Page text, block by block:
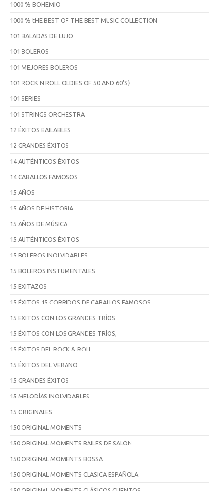
1000 % BOHEMIO
1000 % tHE BEST OF THE BEST MUSIC COLLECTION
101 BALADAS DE LUJO
101 BOLEROS
101 MEJORES BOLEROS
101 ROCK N ROLL OLDIES OF 50 AND 60'S}
101 SERIES
101 STRINGS ORCHESTRA
12 ÉXITOS BAILABLES
12 GRANDES ÉXITOS
14 AUTÉNTICOS ÉXITOS
14 CABALLOS FAMOSOS
15 AÑOS
15 AÑOS DE HISTORIA
15 AÑOS DE MÚSICA
15 AUTÉNTICOS ÉXITOS
15 BOLEROS INOLVIDABLES
15 BOLEROS INSTUMENTALES
15 EXITAZOS
15 ÉXITOS 15 CORRIDOS DE CABALLOS FAMOSOS
15 EXITOS CON LOS GRANDES TRÍOS
15 ÉXITOS CON LOS GRANDES TRÍOS,
15 ÉXITOS DEL ROCK & ROLL
15 ÉXITOS DEL VERANO
15 GRANDES ÉXITOS
15 MELODÍAS INOLVIDABLES
15 ORIGINALES
150 ORIGINAL MOMENTS
150 ORIGINAL MOMENTS BAILES DE SALON
150 ORIGINAL MOMENTS BOSSA
150 ORIGINAL MOMENTS CLASICA ESPAÑOLA